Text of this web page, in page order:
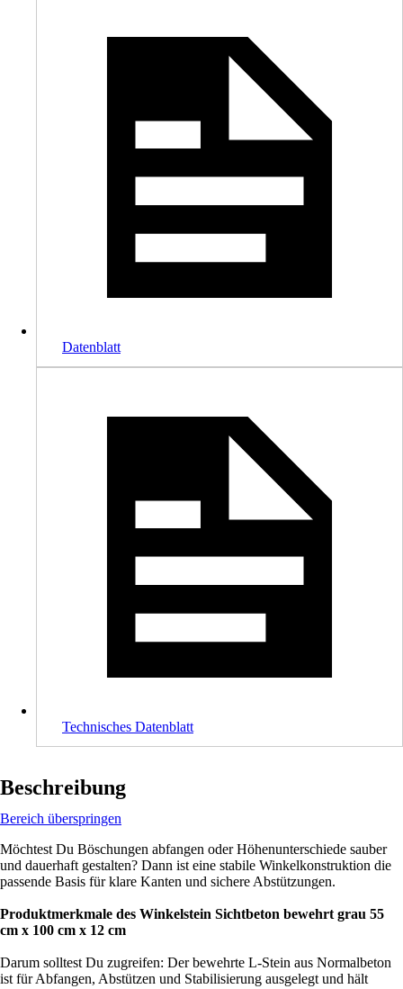
Datenblatt
Technisches Datenblatt
Beschreibung
Bereich überspringen
Möchtest Du Böschungen abfangen oder Höhenunterschiede sauber
und dauerhaft gestalten? Dann ist eine stabile Winkelkonstruktion die
passende Basis für klare Kanten und sichere Abstützungen.
Produktmerkmale des Winkelstein Sichtbeton bewehrt grau 55
cm x 100 cm x 12 cm
Darum solltest Du zugreifen: Der bewehrte L-Stein aus Normalbeton
ist für Abfangen, Abstützen und Stabilisierung ausgelegt und hält